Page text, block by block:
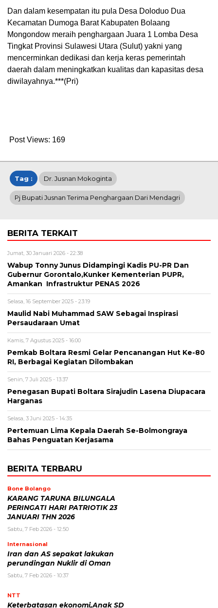
Dan dalam kesempatan itu pula Desa Doloduo Dua
Kecamatan Dumoga Barat Kabupaten Bolaang
Mongondow meraih penghargaan Juara 1 Lomba Desa
Tingkat Provinsi Sulawesi Utara (Sulut) yakni yang
mencerminkan dedikasi dan kerja keras pemerintah
daerah dalam meningkatkan kualitas dan kapasitas desa
diwilayahnya.***(Pri)
Post Views: 169
Tag : Dr. Jusnan Mokoginta
Pj Bupati Jusnan Terima Penghargaan Dari Mendagri
BERITA TERKAIT
Jumat, 30 Januari 2026 - 22:38
Wabup Tonny Junus Didampingi Kadis PU-PR Dan
Gubernur Gorontalo,Kunker Kementerian PUPR,
Amankan Infrastruktur PENAS 2026
Selasa, 16 September 2025 - 23:19
Maulid Nabi Muhammad SAW Sebagai Inspirasi
Persaudaraan Umat
Kamis, 7 Agustus 2025 - 16:00
Pemkab Boltara Resmi Gelar Pencanangan Hut Ke-80
RI, Berbagai Kegiatan Dilombakan
Senin, 7 Juli 2025 - 13:37
Penegasan Bupati Boltara Sirajudin Lasena Diupacara
Harganas
Selasa, 3 Juni 2025 - 14:35
Pertemuan Lima Kepala Daerah Se-Bolmongraya
Bahas Penguatan Kerjasama
BERITA TERBARU
Bone Bolango
KARANG TARUNA BILUNGALA
PERINGATI HARI PATRIOTIK 23
JANUARI THN 2026
Sabtu, 7 Feb 2026 - 12:50
Internasional
Iran dan AS sepakat lakukan
perundingan Nuklir di Oman
Sabtu, 7 Feb 2026 - 10:37
NTT
Keterbatasan ekonomi,Anak SD